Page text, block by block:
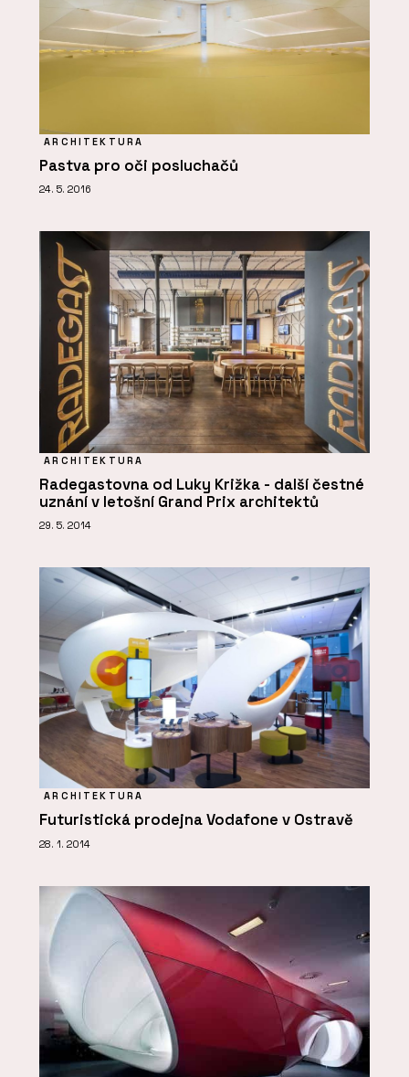
ARCHITEKTURA
Pastva pro oči posluchačů
24. 5. 2016
ARCHITEKTURA
Radegastovna od Luky Križka - další čestné
uznání v letošní Grand Prix architektů
29. 5. 2014
ARCHITEKTURA
Futuristická prodejna Vodafone v Ostravě
28. 1. 2014